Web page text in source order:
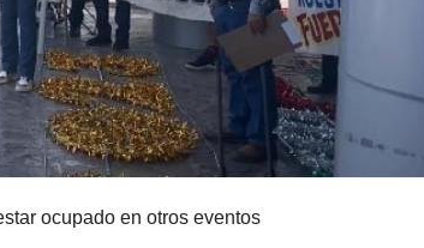
ocupado en otros eventos